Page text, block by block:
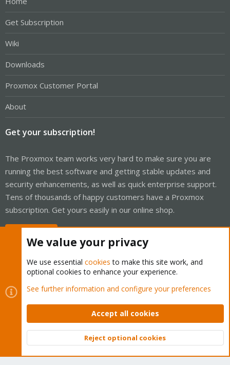
Get Subscription
Wiki
Downloads
Proxmox Customer Portal
About
Get your subscription!
The Proxmox team works very hard to make sure you are
running the best software and getting stable updates and
security enhancements, as well as quick enterprise support.
Tens of thousands of happy customers have a Proxmox
subscription. Get yours easily in our online shop.
Cookies
Proxmox Support Forum - Light Mode
Contact us
Terms and rules Privacy policy Help Home
Community platform by XenForo © 2010-2026 XenForo Ltd.
Top
We value your privacy
We use essential cookies to make this site work, and
optional cookies to enhance your experience.
See further information and configure your preferences
Accept all cookies
Reject optional cookies